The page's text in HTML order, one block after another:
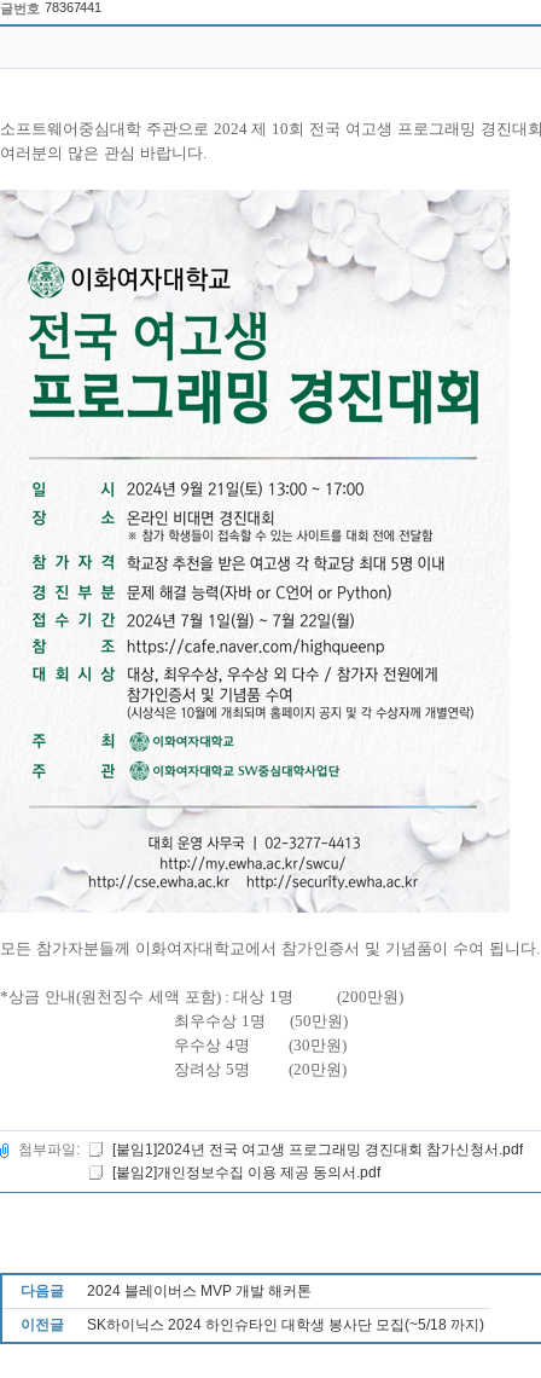
글번호 78367441
소프트웨어중심대학 주관으로 2024 제 10회 전국 여고생 프로그래밍 경진대
여러분의 많은 관심 바랍니다.
모든 참가자분들께 이화여자대학교에서 참가인증서 및 기념품이 수여 됩니다.
*상금 안내(원천징수 세액 포함) : 대상 1명 (200만원)
최우수상 1명 (50만원)
우수상 4명 (30만원)
장려상 5명 (20만원)
첨부파일:
[붙임1]2024년 전국 여고생 프로그래밍 경진대회 참가신청서.pdf
[붙임2]개인정보수집 이용 제공 동의서.pdf
다음글
2024 블레이버스 MVP 개발 해커톤
이전글
SK하이닉스 2024 하인슈타인 대학생 봉사단 모집(~5/18 까지)